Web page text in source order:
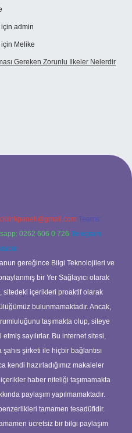
için admin
için Melike
Gereken Zorunlu Ilkeler Nelerdir
Teams:
0262 606 0 726 Telegram:
gereğince Bilgi Teknolojileri ve
bir Yer Sağlayıcı olarak
sitedeki içerikleri proaktif olarak
bulunmamaktadır. Ancak,
taşımakta olup, siteye
sayılırlar. Bu internet sitesi,
şirketi ile hiçbir bağlantısı
kendi hazırladığımız makaleler
haber niteliği taşımamakta
paylaşım yapılmamaktadır.
tamamen tesadüfidir.
ücretsiz bir bilgi paylaşım